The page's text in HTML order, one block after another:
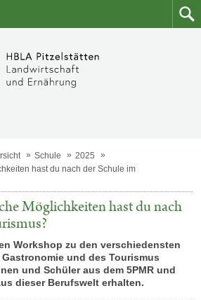
Zum
Schule
2025
hast du nach der Schule im
Möglichkeiten hast du nach
Workshop zu den verschiedensten
und des Tourismus
und Schüler aus dem 5PMR und
dieser Berufswelt erhalten.